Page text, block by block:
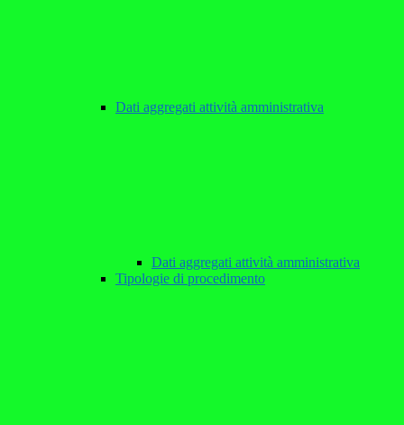
Dati aggregati attività amministrativa
Dati aggregati attività amministrativa
Tipologie di procedimento